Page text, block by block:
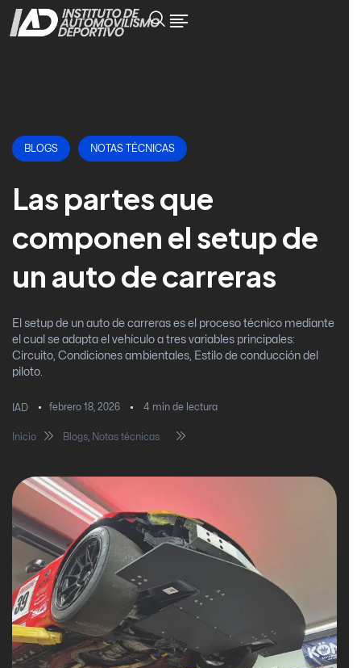
BLOGS NOTAS TÉCNICAS
Las partes que
componen el setup de
un auto de carreras
El setup de un auto de carreras es el proceso técnico mediante
el cual se adapta el vehículo a tres variables principales:
Circuito, Condiciones ambientales, Estilo de conducción del
piloto.
IAD febrero 18, 2026 4 min de lectura
Inicio Blogs, Notas técnicas